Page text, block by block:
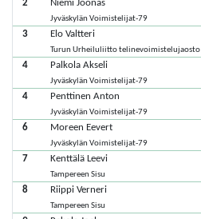
2 Niemi Joonas
Jyväskylän Voimistelijat-79
3 Elo Valtteri
Turun Urheiluliitto telinevoimistelujaosto
4 Palkola Akseli
Jyväskylän Voimistelijat-79
4 Penttinen Anton
Jyväskylän Voimistelijat-79
6 Moreen Eevert
Jyväskylän Voimistelijat-79
7 Kenttälä Leevi
Tampereen Sisu
8 Riippi Verneri
Tampereen Sisu